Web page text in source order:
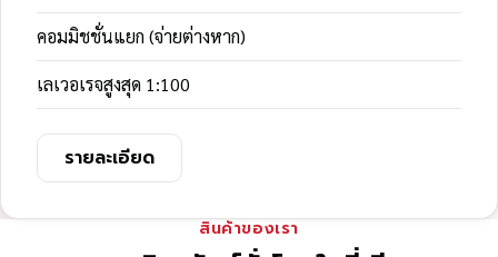
คอมมิชชั่นแยก (จ่ายต่างหาก)
เลเวอเรจสูงสุด 1:100
รายละเอียด
สินค้าของเรา